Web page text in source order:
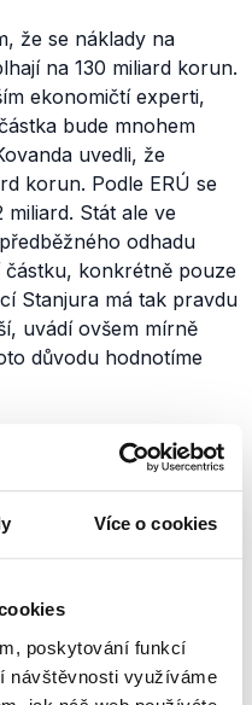
Více o cookies
poskytování funkcí
návštěvnosti využíváme
že se náklady na
na 130 miliard korun.
ekonomičtí experti,
bude mnohem
uvedli, že
korun. Podle ERÚ se
Stát ale ve
odhadu
konkrétně pouze
Stanjura má tak pravdu
uvádí ovšem mírně
důvodu hodnotíme